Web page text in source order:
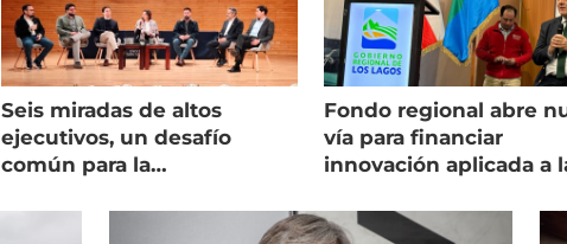
Seis miradas de altos
ejecutivos, un desafío
común para la
Fondo regional abre
vía para financiar
innovación aplicada a